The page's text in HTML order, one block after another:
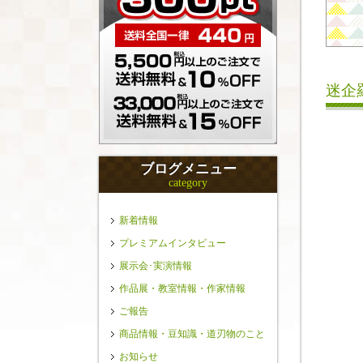
迷企
ブログメニュー
category
新着情報
プレミアムインタビュー
展示会･実演情報
作品展・教室情報・作家情報
ご報告
商品情報・豆知識・道刃物のこと
お知らせ